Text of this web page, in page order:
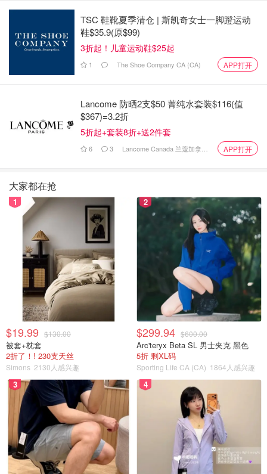
现在剪发之后💇‍♀️，呵呵……发际线越来越高😭😭😭
天空的云彩无意间形成了❤️的形状
TSC 鞋靴夏季清仓 | 斯凯奇女士一脚蹬运动
鞋$35.9(原$99)
3折起！儿童运动鞋$25起
1 The Shoe Company CA (CA) APP打开
Lancome 防晒2支$50 菁纯水套装$116(值
$367)=3.2折
5折起+套装8折+送2件套
6 3 Lancome Canada 兰蔻加拿大官网 APP打开
大家都在抢
1
$19.99 $130.00
被套+枕套
2折了！! 230支天丝
Simons 2130人感兴趣
2
$299.94 $600.00
Arc'teryx Beta SL 男士夹克 黑色
5折 剩XL码
Sporting Life CA (CA) 1864人感兴趣
3 4